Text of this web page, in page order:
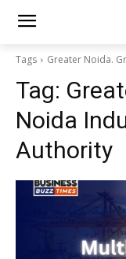
Tags Greater Noida.
Tag:
Noida
Authority